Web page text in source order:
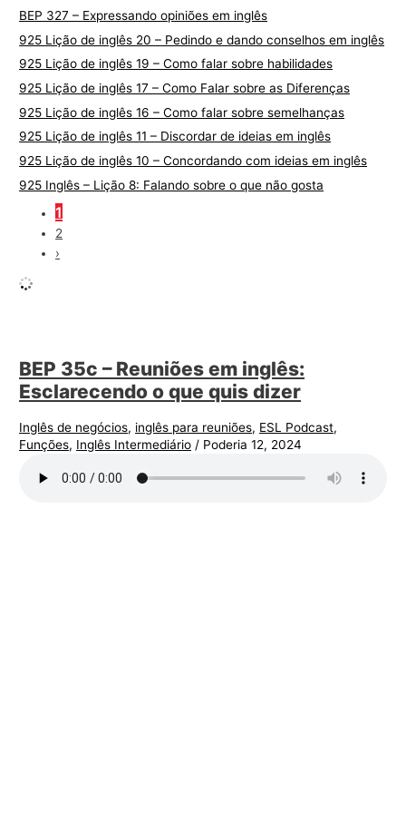
BEP 327 – Expressando opiniões em inglês
925 Lição de inglês 20 – Pedindo e dando conselhos em inglês
925 Lição de inglês 19 – Como falar sobre habilidades
925 Lição de inglês 17 – Como Falar sobre as Diferenças
925 Lição de inglês 16 – Como falar sobre semelhanças
925 Lição de inglês 11 – Discordar de ideias em inglês
925 Lição de inglês 10 – Concordando com ideias em inglês
925 Inglês – Lição 8: Falando sobre o que não gosta
1
2
›
BEP 35c – Reuniões em inglês:
Esclarecendo o que quis dizer
Inglês de negócios, inglês para reuniões, ESL Podcast,
Funções, Inglês Intermediário / Poderia 12, 2024